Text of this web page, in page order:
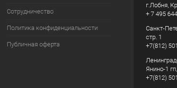
Сотрудничество
Политика конфиденциальности
Публичная оферта
г.Лобня,
+ 7 495
Санкт-
стр. 1
+7(812)
Янино-1
+7(812)